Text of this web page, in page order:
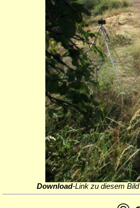
Download-Link zu diesem